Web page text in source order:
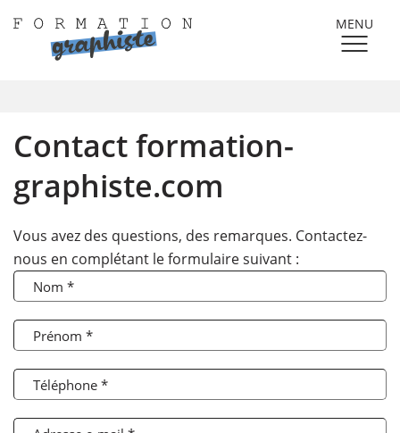
MENU
Contact formation-
graphiste.com
Vous avez des questions, des remarques. Contactez-
nous en complétant le formulaire suivant :
Nom *
Prénom *
Téléphone *